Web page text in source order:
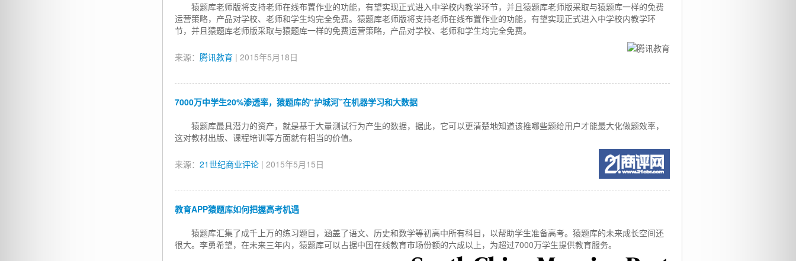
猿题库老师版将支持老师在线布置作业的功能，有望实现正式进入中学校内教学环节，并且猿题库老师版采取与猿题库一样的免费
运营策略，产品对学校、老师和学生均完全免费。猿题库老师版将支持老师在线布置作业的功能，有望实现正式进入中学校内教学环
节，并且猿题库老师版采取与猿题库一样的免费运营策略，产品对学校、老师和学生均完全免费。
来源： 腾讯教育 | 2015年5月18日
7000万中学生20%渗透率，猿题库的“护城河”在机器学习和大数据
猿题库最具潜力的资产，就是基于大量测试行为产生的数据，据此，它可以更清楚地知道该推哪些题给用户才能最大化做题效率，
这对教材出版、课程培训等方面就有相当的价值。
来源： 21世纪商业评论 | 2015年5月15日
教育APP猿题库如何把握高考机遇
猿题库汇集了成千上万的练习题目，涵盖了语文、历史和数学等初高中所有科目，以帮助学生准备高考。猿题库的未来成长空间还
很大。李勇希望，在未来三年内，猿题库可以占据中国在线教育市场份额的六成以上，为超过7000万学生提供教育服务。